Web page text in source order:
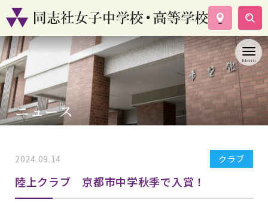
学校案内
コース紹介
学校生活
入試情報
資料請求
ニュース
2024.09.14 クラブ
陸上クラブ 京都市中学秋季で入賞！